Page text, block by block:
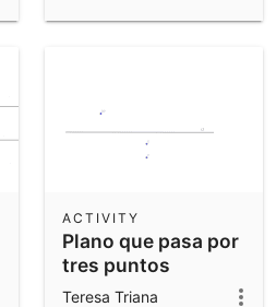
Plano que pasa por
tres puntos
ACTIVITY
Teresa Triana